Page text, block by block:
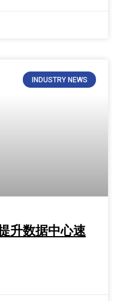
INDUSTRY NEWS
升数据中心速